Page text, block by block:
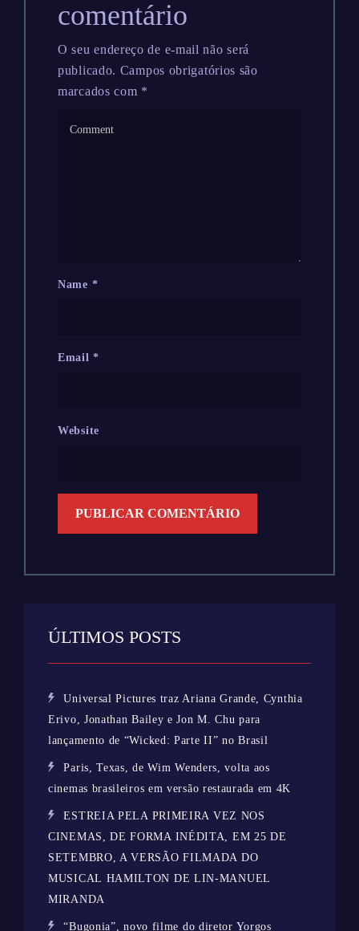
comentário
O seu endereço de e-mail não será
publicado. Campos obrigatórios são
marcados com *
Name *
Email*
Website
ÚLTIMOS POSTS
Universal Pictures traz Ariana Grande, Cynthia
Erivo, Jonathan Bailey e Jon M. Chu para
lançamento de “Wicked: Parte II” no Brasil
Paris, Texas, de Wim Wenders, volta aos
cinemas brasileiros em versão restaurada em 4K
ESTREIA PELA PRIMEIRA VEZ NOS
CINEMAS, DE FORMA INÉDITA, EM 25 DE
SETEMBRO, A VERSÃO FILMADA DO
MUSICAL HAMILTON DE LIN-MANUEL
MIRANDA
“Bugonia”, novo filme do diretor Yorgos